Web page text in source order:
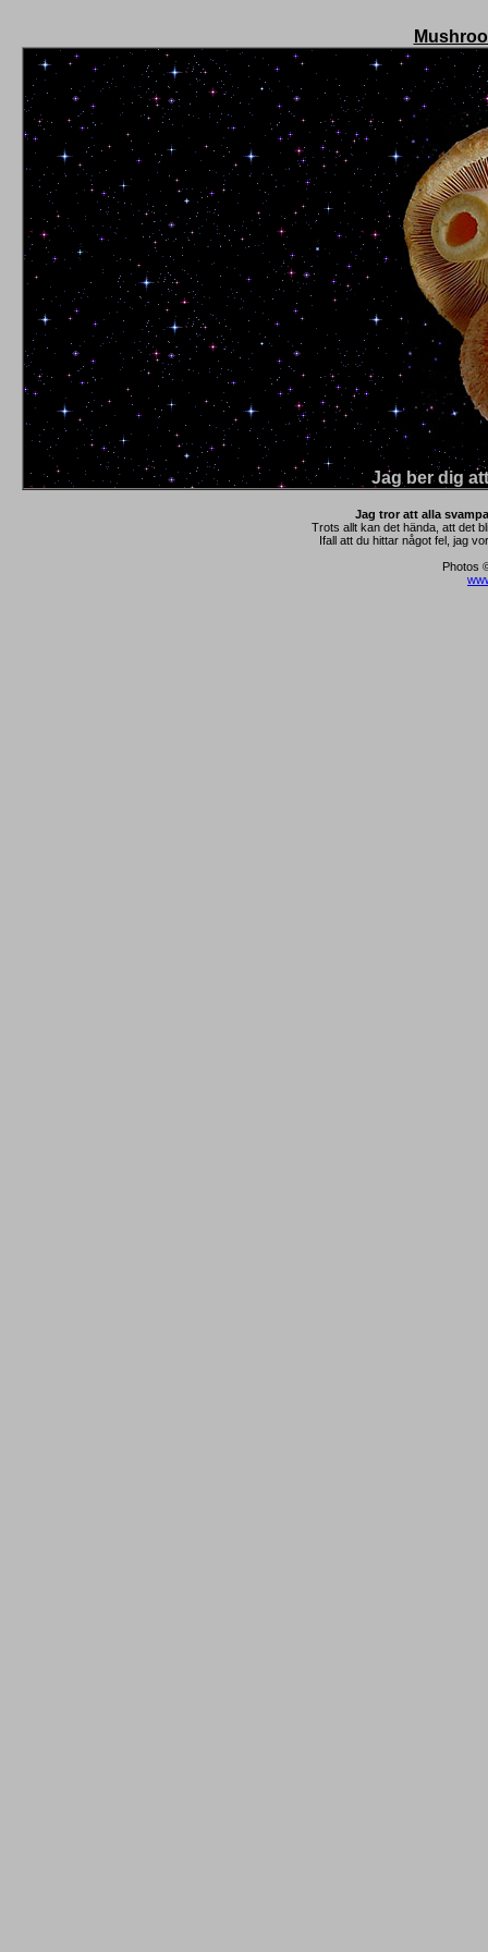
Jag ber dig
Jag tror att alla
Trots allt kan det hända, att det
Ifall att du hittar något fel, jag
Photos